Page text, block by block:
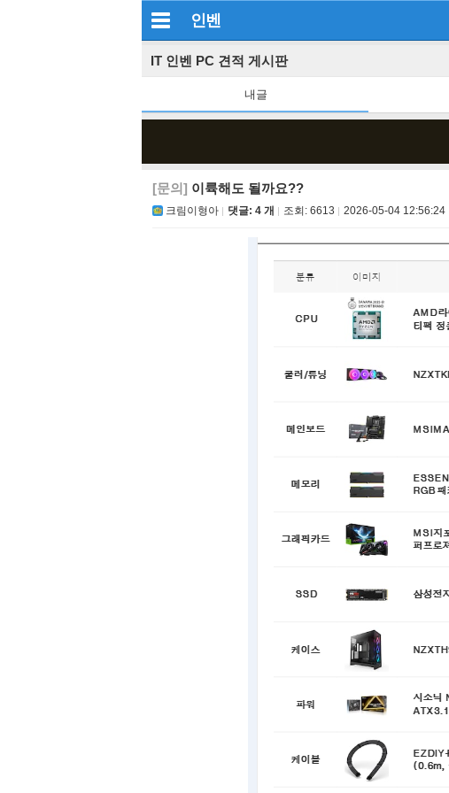
인벤
IT 인벤 PC 견적 게시판
내글
[문의] 이륙해도 될까요??
크림이형아 댓글: 4 개 조회: 6613 2026-05-04 12:56:24